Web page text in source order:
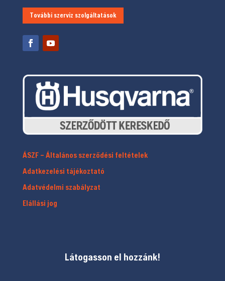
További szerviz szolgáltatások
ÁSZF – Általános szerződési feltételek
Adatkezelési tájékoztató
Adatvédelmi szabályzat
Elállási jog
Látogasson el hozzánk!